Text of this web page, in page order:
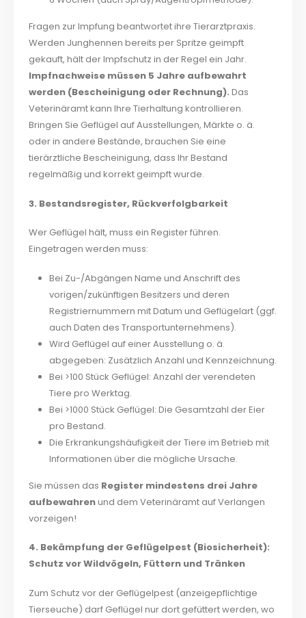
Fragen zur Impfung beantwortet ihre Tierarztpraxis.
Werden Junghennen bereits per Spritze geimpft
gekauft, hält der Impfschutz in der Regel ein Jahr.
Impfnachweise müssen 5 Jahre aufbewahrt
werden (Bescheinigung oder Rechnung). Das
Veterinäramt kann Ihre Tierhaltung kontrollieren.
Bringen Sie Geflügel auf Ausstellungen, Märkte o. ä.
oder in andere Bestände, brauchen Sie eine
tierärztliche Bescheinigung, dass Ihr Bestand
regelmäßig und korrekt geimpft wurde.
3. Bestandsregister, Rückverfolgbarkeit
Wer Geflügel hält, muss ein Register führen.
Eingetragen werden muss:
Bei Zu-/Abgängen Name und Anschrift des
vorigen/zukünftigen Besitzers und deren
Registriernummern mit Datum und Geflügelart (ggf.
auch Daten des Transportunternehmens).
Wird Geflügel auf einer Ausstellung o. ä.
abgegeben: Zusätzlich Anzahl und Kennzeichnung.
Bei >100 Stück Geflügel: Anzahl der verendeten
Tiere pro Werktag.
Bei >1000 Stück Geflügel: Die Gesamtzahl der Eier
pro Bestand.
Die Erkrankungshäufigkeit der Tiere im Betrieb mit
Informationen über die mögliche Ursache.
Sie müssen das Register mindestens drei Jahre
aufbewahrenund dem Veterinäramt auf Verlangen
vorzeigen!
4. Bekämpfung der Geflügelpest (Biosicherheit):
Schutz vor Wildvögeln, Füttern und Tränken
Zum Schutz vor der Geflügelpest (anzeigepflichtige
Tierseuche) darf Geflügel nur dort gefüttert werden, wo